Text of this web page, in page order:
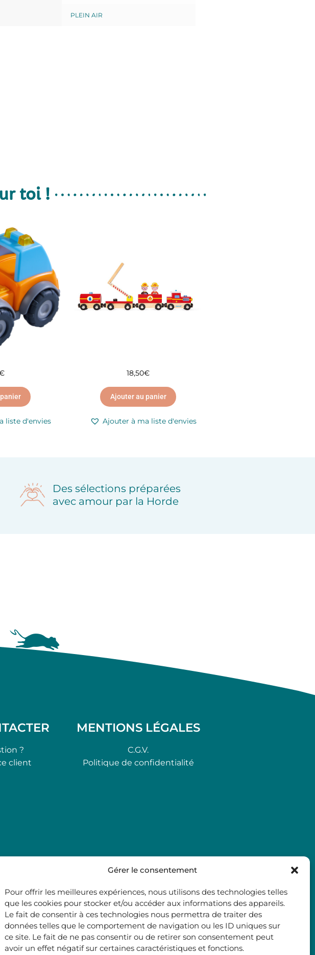
Gérer le consentement
Pour offrir les meilleures expériences, nous utilisons des technologies telles
que les cookies pour stocker et/ou accéder aux informations des appareils.
Le fait de consentir à ces technologies nous permettra de traiter des
données telles que le comportement de navigation ou les ID uniques sur
ce site. Le fait de ne pas consentir ou de retirer son consentement peut
avoir un effet négatif sur certaines caractéristiques et fonctions.
PLEIN AIR
toi !
liste d'envies
18,50€
Ajouter au panier
Ajouter à ma liste d'envies
Des sélections préparées
avec amour par la Horde
?
client
MENTIONS LÉGALES
C.G.V.
Politique de confidentialité